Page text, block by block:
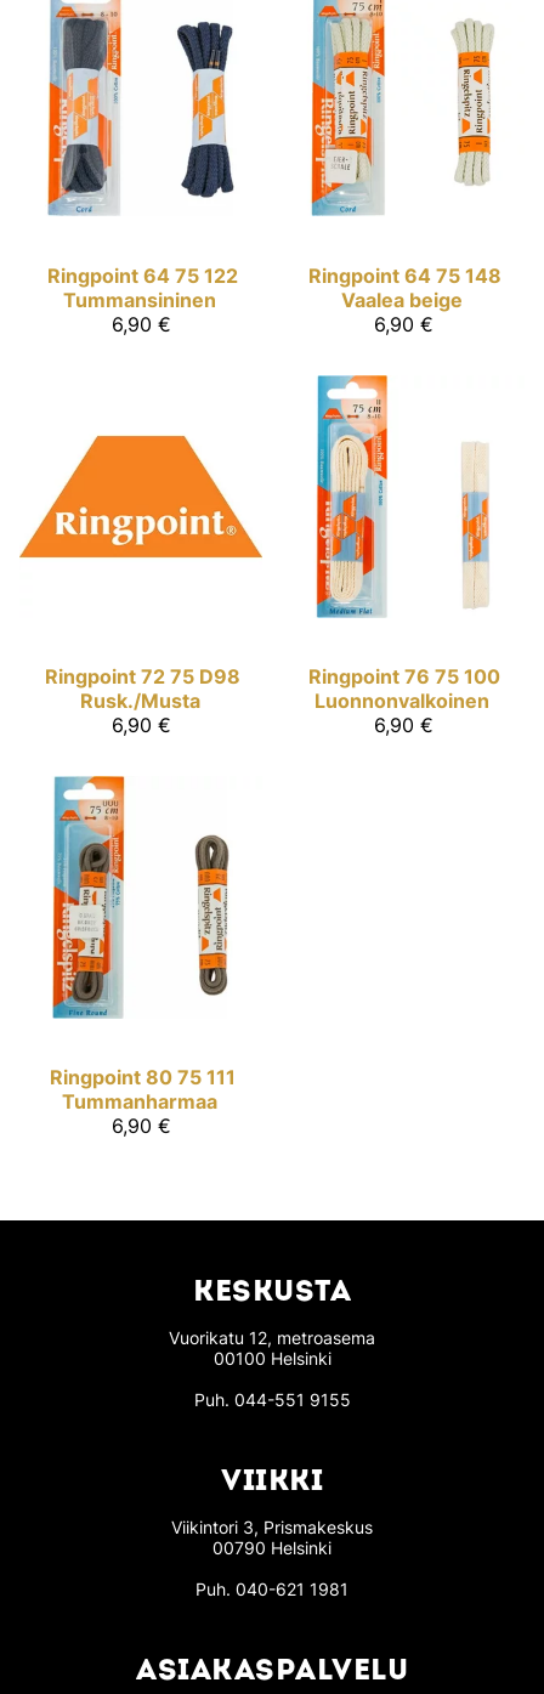
Ringpoint 64 75 122
Tummansininen
6,90 €
Ringpoint 64 75 148
Vaalea beige
6,90 €
Ringpoint 72 75 D98
Rusk./Musta
6,90 €
Ringpoint 76 75 100
Luonnonvalkoinen
6,90 €
Ringpoint 80 75 111
Tummanharmaa
6,90 €
KESKUSTA
Vuorikatu 12, metroasema
00100 Helsinki
Puh. 044-551 9155
VIIKKI
Viikintori 3, Prismakeskus
00790 Helsinki
Puh. 040-621 1981
ASIAKASPALVELU